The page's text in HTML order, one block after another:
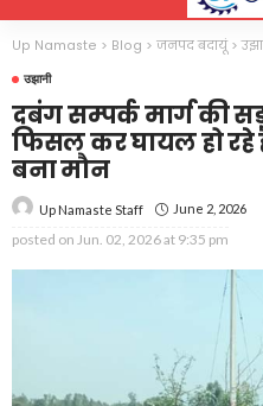
Up Namaste > Blog > जनपद बदायूं>
उझानी
दबंग सम्पर्क मार्ग की
फिसल कर घायल हो रहे
बना मौन
Up Namaste Staff June 2, 2026
posted on Jun. 02, 2026 at 9:35 pm